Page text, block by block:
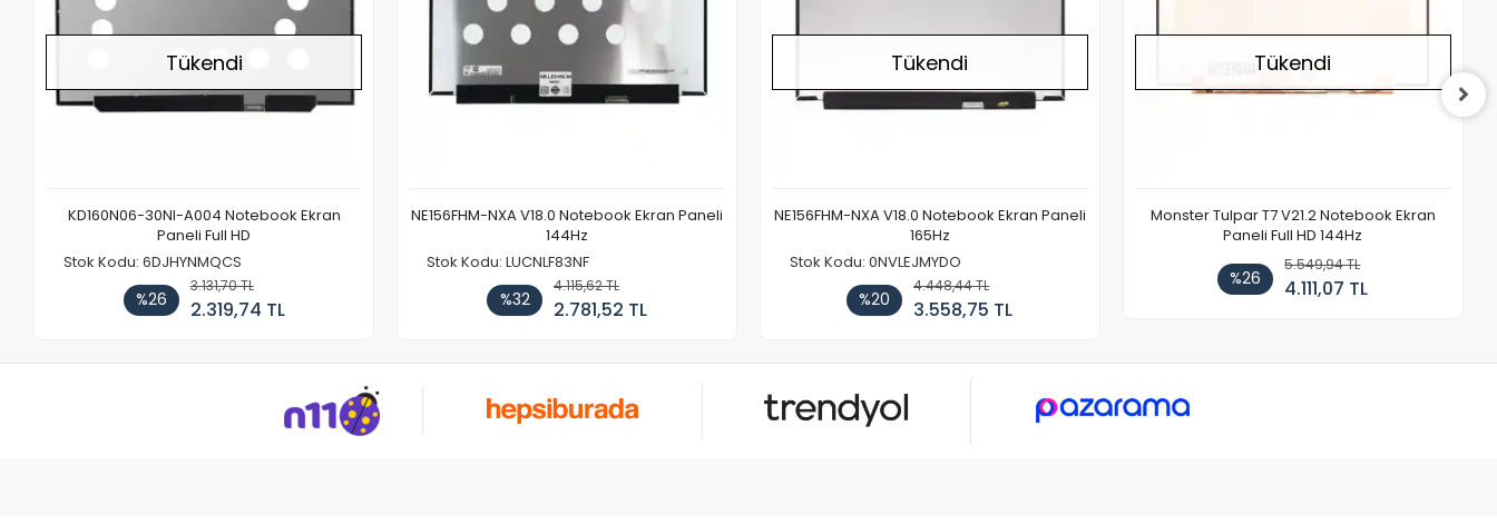
Tükendi
KD160N06-30NI-A004 Notebook Ekran
Paneli Full HD
Stok Kodu: 6DJHYNMQCS
%26
3.131,70 TL
2.319,74 TL
NE156FHM-NXA V18.0 Notebook Ekran Paneli
144Hz
Stok Kodu: LUCNLF83NF
%32
4.115,62 TL
2.781,52 TL
Tükendi
NE156FHM-NXA V18.0 Notebook Ekran Paneli
165Hz
Stok Kodu: 0NVLEJMYDO
%20
4.448,44 TL
3.558,75 TL
Tükendi
Monster Tulpar T7 V21.2 Notebook Ekran
Paneli Full HD 144Hz
%26
5.549,94 TL
4.111,07 TL